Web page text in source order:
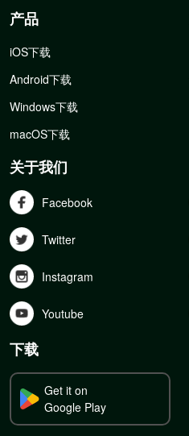
产品
iOS下载
Android下载
Windows下载
macOS下载
关于我们
Facebook
Twitter
Instagram
Youtube
下载
Get it on
Google Play